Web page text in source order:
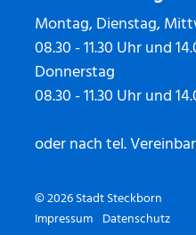
Montag, Dienstag,
08.30 - 11.30 Uhr und
Donnerstag
08.30 - 11.30 Uhr und
oder nach tel.
© 2026 Stadt Steckborn
Toolbar
Impressum Datenschutz